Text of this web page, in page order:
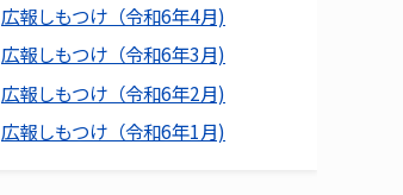
広報しもつけ（令和6年4月)
広報しもつけ（令和6年3月)
広報しもつけ（令和6年2月)
広報しもつけ（令和6年1月)